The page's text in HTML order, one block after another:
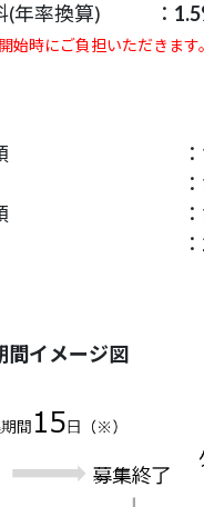
(年率換算) ：
始時にご負担いただきます。
資金額 ：
位 ：
売金額 ：
間 ：
間イメージ図